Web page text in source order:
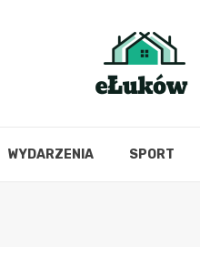
WYDARZENIA SPORT